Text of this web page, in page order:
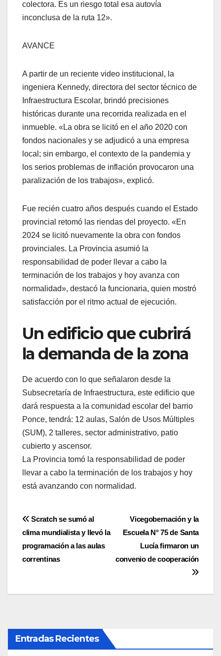
colectora. Es un riesgo total esa autovía
inconclusa de la ruta 12».
AVANCE
A partir de un reciente video institucional, la
ingeniera Kennedy, directora del sector técnico de
Infraestructura Escolar, brindó precisiones
históricas durante una recorrida realizada en el
inmueble. «La obra se licitó en el año 2020 con
fondos nacionales y se adjudicó a una empresa
local; sin embargo, el contexto de la pandemia y
los serios problemas de inflación provocaron una
paralización de los trabajos», explicó.
Fue recién cuatro años después cuando el Estado
provincial retomó las riendas del proyecto. «En
2024 se licitó nuevamente la obra con fondos
provinciales. La Provincia asumió la
responsabilidad de poder llevar a cabo la
terminación de los trabajos y hoy avanza con
normalidad», destacó la funcionaria, quien mostró
satisfacción por el ritmo actual de ejecución.
Un edificio que cubrirá
la demanda de la zona
De acuerdo con lo que señalaron desde la
Subsecretaría de Infraestructura, este edificio que
dará respuesta a la comunidad escolar del barrio
Ponce, tendrá: 12 aulas, Salón de Usos Múltiples
(SUM), 2 talleres, sector administrativo, patio
cubierto y ascensor.
La Provincia tomó la responsabilidad de poder
llevar a cabo la terminación de los trabajos y hoy
está avanzando con normalidad.
Navegación
de
entradas
Vicegobernación y la
Escuela N° 75 de Santa
Lucía firmaron un
convenio de cooperación
Scratch se sumó al
clima mundialista y llevó la
programación a las aulas
correntinas
Entradas Recientes